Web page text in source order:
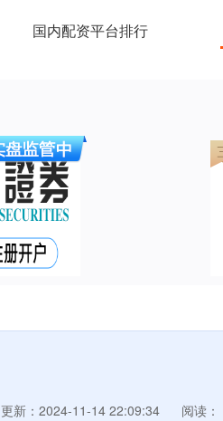
国内配资平台排行
更新：2024-11-14 22:09:34
阅读：